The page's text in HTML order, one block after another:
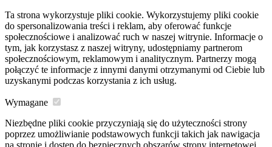
Ta strona wykorzystuje pliki cookie. Wykorzystujemy pliki cookie
do spersonalizowania treści i reklam, aby oferować funkcje
społecznościowe i analizować ruch w naszej witrynie. Informacje o
tym, jak korzystasz z naszej witryny, udostępniamy partnerom
społecznościowym, reklamowym i analitycznym. Partnerzy mogą
połączyć te informacje z innymi danymi otrzymanymi od Ciebie lub
uzyskanymi podczas korzystania z ich usług.
Wymagane
Niezbędne pliki cookie przyczyniają się do użyteczności strony
poprzez umożliwianie podstawowych funkcji takich jak nawigacja
na stronie i dostęp do bezpiecznych obszarów strony internetowej.